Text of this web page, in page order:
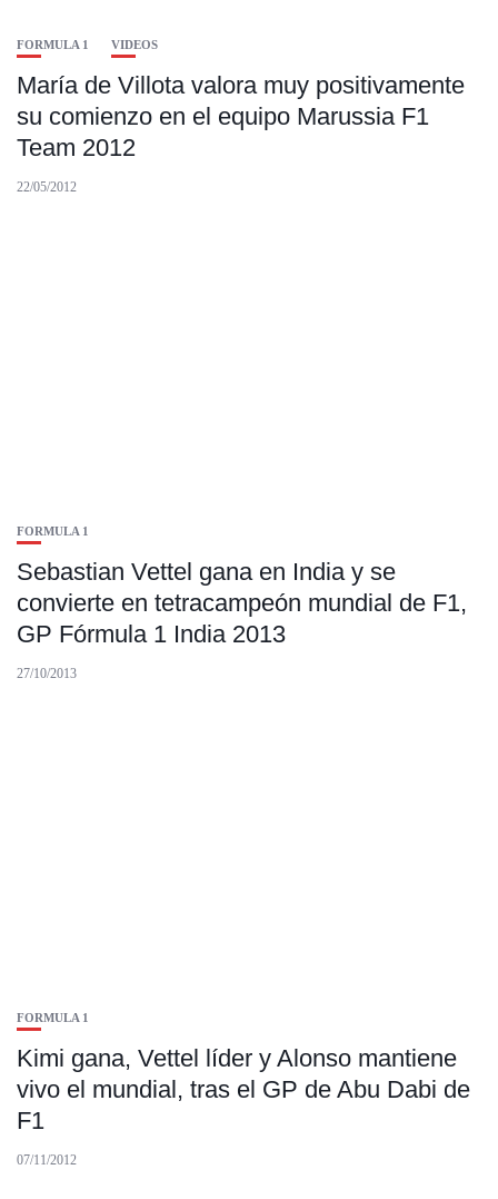
FORMULA 1 VIDEOS
María de Villota valora muy positivamente
su comienzo en el equipo Marussia F1
Team 2012
22/05/2012
FORMULA 1
Sebastian Vettel gana en India y se
convierte en tetracampeón mundial de F1,
GP Fórmula 1 India 2013
27/10/2013
FORMULA 1
Kimi gana, Vettel líder y Alonso mantiene
vivo el mundial, tras el GP de Abu Dabi de
F1
07/11/2012